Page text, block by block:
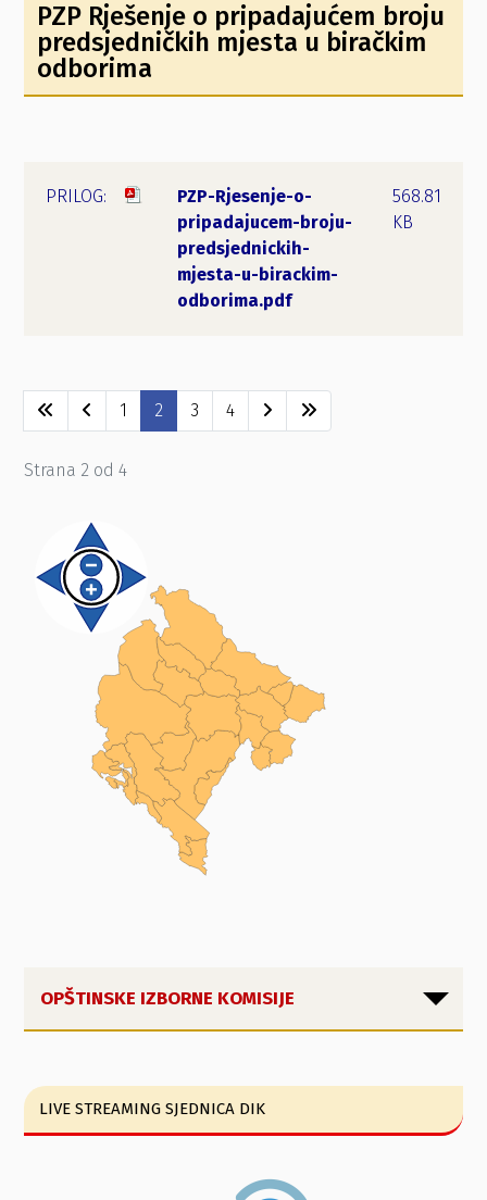
PZP Rješenje o pripadajućem broju
predsjedničkih mjesta u biračkim
odborima
PZP-Rjesenje-o-
pripadajucem-broju-
predsjednickih-
mjesta-u-birackim-
odborima.pdf
568.81
KB
1 2 3 4
Strana 2 od 4
OPŠTINSKE IZBORNE KOMISIJE
LIVE STREAMING SJEDNICA DIK